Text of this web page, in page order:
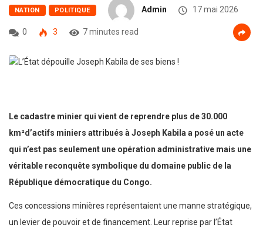
NATION POLITIQUE Admin 17 mai 2026
0 3 7 minutes read
Le cadastre minier qui vient de reprendre plus de 30.000
km²d’actifs miniers attribués à Joseph Kabila a posé un acte
qui n’est pas seulement une opération administrative mais une
véritable reconquête symbolique du domaine public de la
République démocratique du Congo.
Ces concessions minières représentaient une manne stratégique,
un levier de pouvoir et de financement. Leur reprise par l’État